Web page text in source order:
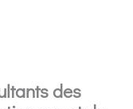
des